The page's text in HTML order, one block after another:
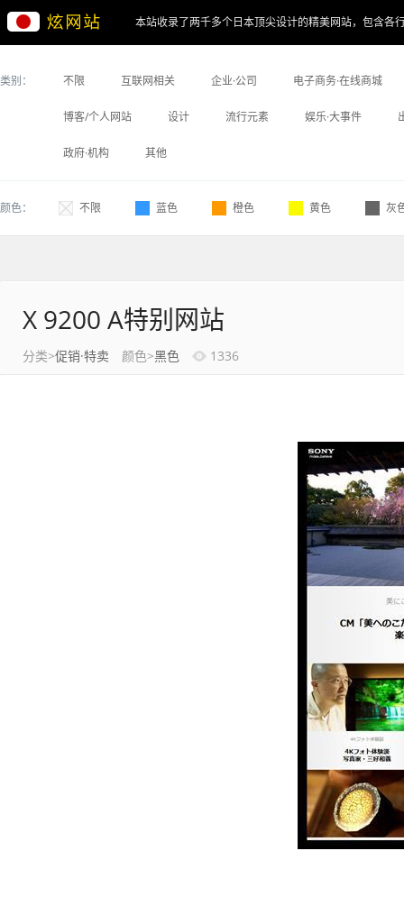
本站收录了两千多个日本顶尖设计的精美网站，包含各
类别： 不限 互联网相关 企业·公司 电子商务·在线商城
博客/个人网站 设计 流行元素 娱乐·大事件
政府·机构 其他
颜色： 不限 蓝色 橙色 黄色 灰
X 9200 A特别网站
分类>促销·特卖 颜色>黑色 1336